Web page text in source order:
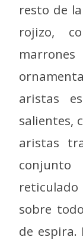
resto de
rojizo,
aristas
salientes,
aristas
reticulado
sobre
de espira.